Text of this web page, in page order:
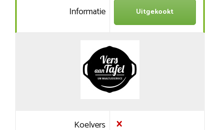
Informatie Uitgekookt
Koelvers